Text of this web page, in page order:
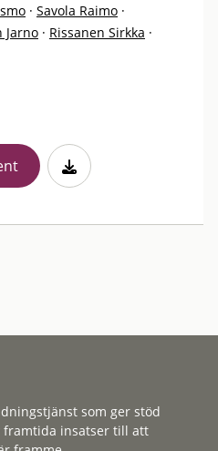
· Savola Raimo ·
Jarno · Rissanen Sirkka ·
som ger stöd
framtida insatser till att